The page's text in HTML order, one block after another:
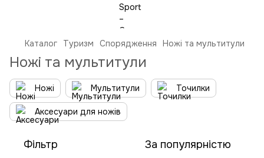
Каталог Туризм Спорядження Ножі та мультитули
Ножі та мультитули
Ножі Мультитули Точилки
Аксесуари для ножів
Фільтр За популярністю